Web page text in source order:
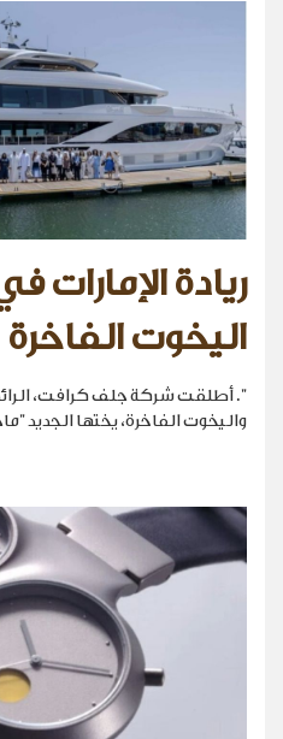
ريادة الإمارات
اليخوت الفاخرة
". أطلقت شركة جلف كرافت،
واليخوت الفاخرة، يختها الجديد